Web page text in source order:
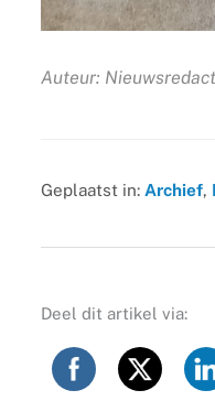
Auteur:
Geplaatst in: Archief,
Deel dit artikel via: